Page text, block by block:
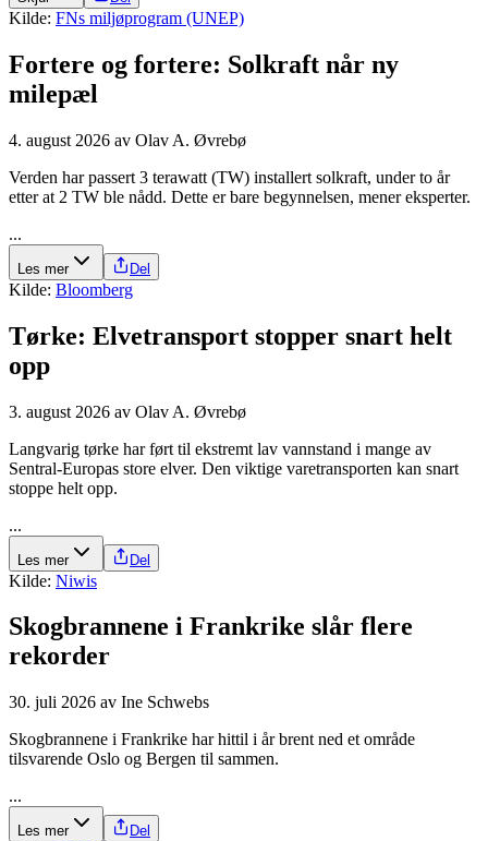
Kilde: FNs miljøprogram (UNEP)
Fortere og fortere: Solkraft når ny
milepæl
4. august 2026 av Olav A. Øvrebø
Verden har passert 3 terawatt (TW) installert solkraft, under to år
etter at 2 TW ble nådd. Dette er bare begynnelsen, mener eksperter.
...
Les mer Del
Kilde: Bloomberg
Tørke: Elve­transport stopper snart helt
opp
3. august 2026 av Olav A. Øvrebø
Langvarig tørke har ført til ekstremt lav vannstand i mange av
Sentral-Europas store elver. Den viktige varetransporten kan snart
stoppe helt opp.
...
Les mer Del
Kilde: Niwis
Skogbrannene i Frankrike slår flere
rekorder
30. juli 2026 av Ine Schwebs
Skogbrannene i Frankrike har hittil i år brent ned et område
tilsvarende Oslo og Bergen til sammen.
...
Les mer Del